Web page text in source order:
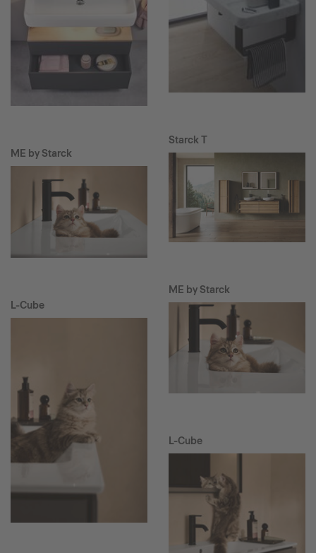
ME by Starck
L-Cube
Starck T
ME by Starck
L-Cube